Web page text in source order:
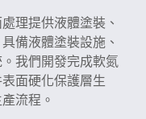
理提供液體塗裝、
備液體塗裝設施、
我們開發完成軟氮
面硬化保護層生
流程。